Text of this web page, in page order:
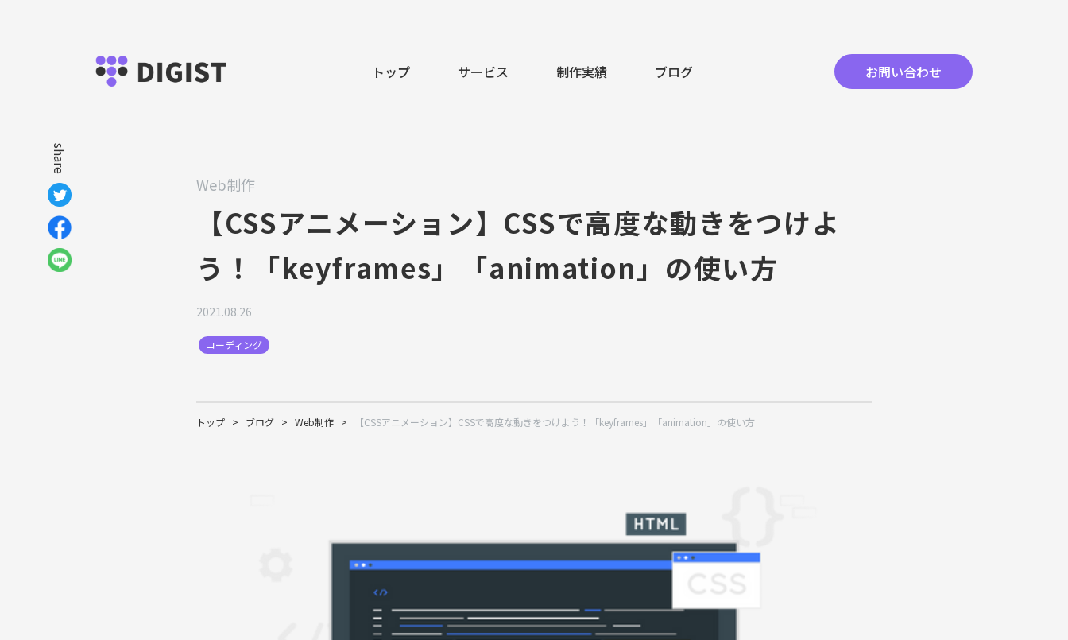
トップ サービス 制作実績 ブログ お問い合わせ
share
Web制作
【CSSアニメーション】CSSで高度な動きをつけよ
う！「keyframes」「animation」の使い方
2021.08.26
コーディング
トップ > ブログ > Web制作 > 【CSSアニメーション】CSSで高度な動きをつけよう！「keyframes」「animation」の使い方